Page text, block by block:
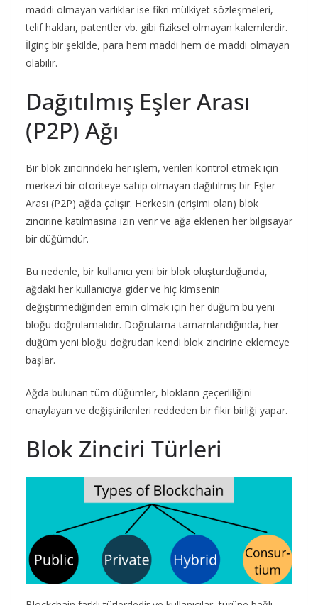
maddi olmayan varlıklar ise fikri mülkiyet sözleşmeleri,
telif hakları, patentler vb. gibi fiziksel olmayan kalemlerdir.
İlginç bir şekilde, para hem maddi hem de maddi olmayan
olabilir.
Dağıtılmış Eşler Arası
(P2P) Ağı
Bir blok zincirindeki her işlem, verileri kontrol etmek için
merkezi bir otoriteye sahip olmayan dağıtılmış bir Eşler
Arası (P2P) ağda çalışır. Herkesin (erişimi olan) blok
zincirine katılmasına izin verir ve ağa eklenen her bilgisayar
bir düğümdür.
Bu nedenle, bir kullanıcı yeni bir blok oluşturduğunda,
ağdaki her kullanıcıya gider ve hiç kimsenin
değiştirmediğinden emin olmak için her düğüm bu yeni
bloğu doğrulamalıdır. Doğrulama tamamlandığında, her
düğüm yeni bloğu doğrudan kendi blok zincirine eklemeye
başlar.
Ağda bulunan tüm düğümler, blokların geçerliliğini
onaylayan ve değiştirilenleri reddeden bir fikir birliği yapar.
Blok Zinciri Türleri